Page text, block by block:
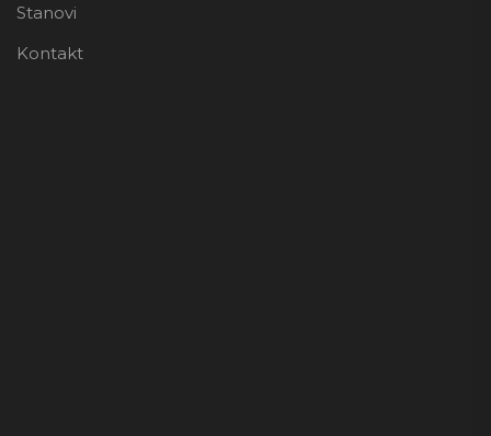
Stanovi
Kontakt